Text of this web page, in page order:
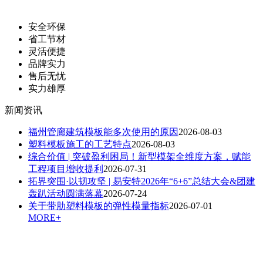
安全环保
省工节材
灵活便捷
品牌实力
售后无忧
实力雄厚
新闻资讯
福州管廊建筑模板能多次使用的原因 2026-08-03
塑料模板施工的工艺特点2026-08-03
综合价值 | 突破盈利困局！新型模架全维度方案，赋能
工程项目增收提利 2026-07-31
拓界突围·以韧攻坚 | 易安特2026年“6+6”总结大会&团建
轰趴活动圆满落幕2026-07-24
关于带肋塑料模板的弹性模量指标2026-07-01
MORE+